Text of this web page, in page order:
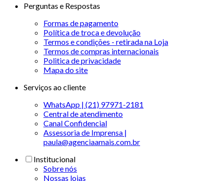
Perguntas e Respostas
Formas de pagamento
Política de troca e devolução
Termos e condições - retirada na Loja
Termos de compras internacionais
Politica de privacidade
Mapa do site
Serviços ao cliente
WhatsApp | (21) 97971-2181
Central de atendimento
Canal Confidencial
Assessoria de Imprensa |
paula@agenciaamais.com.br
Institucional
Sobre nós
Nossas lojas